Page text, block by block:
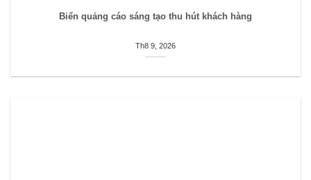
Biển quảng cáo sáng tạo thu hút khách hàng
Th8 9, 2026